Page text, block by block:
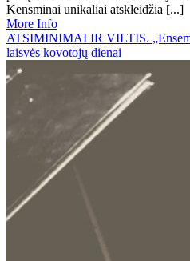
Kensminai unikaliai atskleidžia [...]
More Info
ATSIMINIMAI IR VILTIS.
laisvės kovotojų dienai